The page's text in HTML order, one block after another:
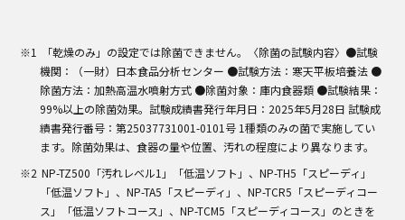
「乾燥のみ」の設定では除菌できません。〈除菌の試験内容〉●試験
機関：（一財）日本食品分析センター ●試験方法：寒天平板培養法 ●
除菌方法：加熱高温水噴射方式 ●除菌対象：庫内食器類 ●試験結果：
99%以上の除菌効果。試験成績書発行年月日：2025年5月28日 試験成
績書発行番号：第25037731001-0101号 1種類のみの菌で実施してい
ます。除菌効果は、食器の量や位置、汚れの程度により異なります。
NP-TZ500「汚れレベル1」「低温ソフト」、NP-TH5「スピーディ」
「低温ソフト」、NP-TA5「スピーディ」、NP-TCR5「スピーディコー
ス」「低温ソフトコース」、NP-TCM5「スピーディコース」のときを